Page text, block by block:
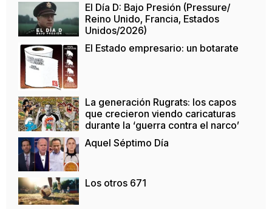
El Día D: Bajo Presión (Pressure/
Reino Unido, Francia, Estados
Unidos/2026)
El Estado empresario: un botarate
La generación Rugrats: los capos
que crecieron viendo caricaturas
durante la ‘guerra contra el narco’
Aquel Séptimo Día
Los otros 671